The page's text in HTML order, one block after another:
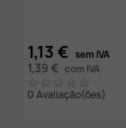
1,13 € sem IVA
1,39 € com IVA
0 Avaliação(ões)